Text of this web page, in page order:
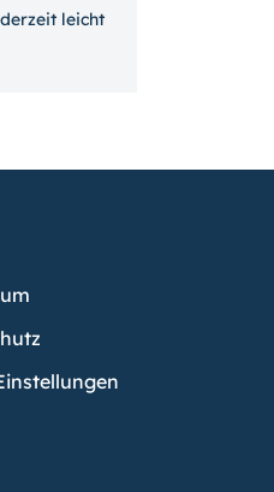
leicht